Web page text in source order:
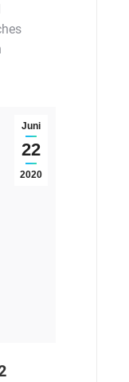
Juni
22
2020